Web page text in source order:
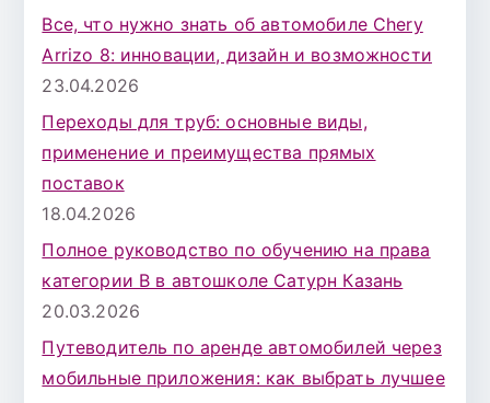
Все, что нужно знать об автомобиле Chery
Arrizo 8: инновации, дизайн и возможности
23.04.2026
Переходы для труб: основные виды,
применение и преимущества прямых
поставок
18.04.2026
Полное руководство по обучению на права
категории B в автошколе Сатурн Казань
20.03.2026
Путеводитель по аренде автомобилей через
мобильные приложения: как выбрать лучшее